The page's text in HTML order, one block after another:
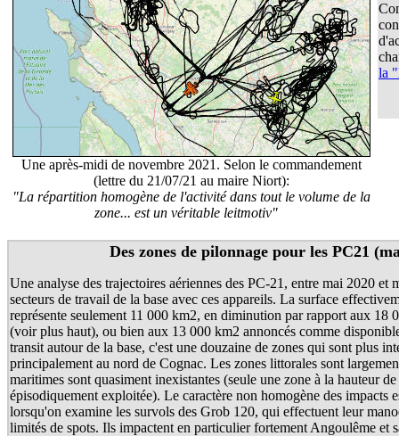
Une après-midi de novembre 2021. Selon le commandement
(lettre du 21/07/21 au maire Niort):
"La répartition homogène de l'activité dans tout le volume de la
zone... est un véritable leitmotiv"
la
Des zones de pilonnage pour les PC21
Une analyse des trajectoires aériennes des PC-21, entre mai 2020 et
secteurs de travail de la base avec ces appareils. La surface
représente seulement 11 000 km2, en diminution par rapport aux 18
(voir plus haut), ou bien aux 13 000 km2 annoncés comme
transit autour de la base, c'est une douzaine de zones qui sont plus
principalement au nord de Cognac. Les zones littorales sont
maritimes sont quasiment inexistantes (seule une zone à la hauteur
épisodiquement exploitée). Le caractère non homogène des impacts
lorsqu'on examine les survols des Grob 120, qui effectuent leur
limités de spots. Ils impactent en particulier fortement Angoulême et